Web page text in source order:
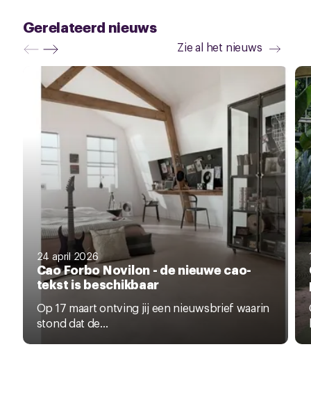
Gerelateerd nieuws
Zie al het nieuws
24 april 2026
Cao Forbo Novilon - de nieuwe cao-
tekst is beschikbaar
Op 17 maart ontving jij een nieuwsbrief waarin
stond dat de...